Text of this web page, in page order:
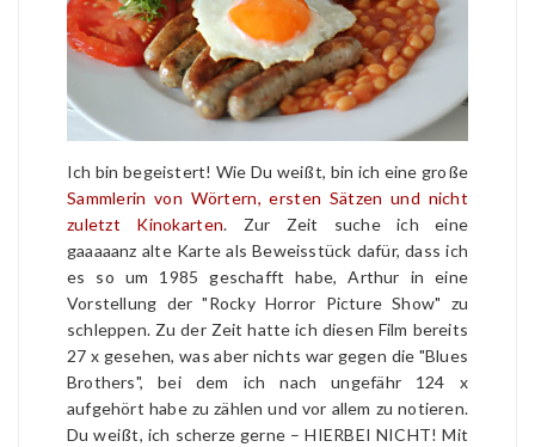
Ich bin begeistert! Wie Du weißt, bin ich eine große
Sammlerin von Wörtern, ersten Sätzen und nicht
zuletzt Kinokarten. Zur Zeit suche ich eine
gaaaaanz alte Karte als Beweisstück dafür, dass ich
es so um 1985 geschafft habe, Arthur in eine
Vorstellung der "Rocky Horror Picture Show" zu
schleppen. Zu der Zeit hatte ich diesen Film bereits
27 x gesehen, was aber nichts war gegen die "Blues
Brothers", bei dem ich nach ungefähr 124 x
aufgehört habe zu zählen und vor allem zu notieren.
Du weißt, ich scherze gerne – HIERBEI NICHT! Mit